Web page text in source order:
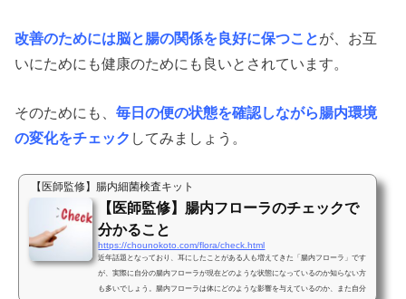
改善のためには脳と腸の関係を良好に保つことが、お互
いにためにも健康のためにも良いとされています。
そのためにも、毎日の便の状態を確認しながら腸内環境
の変化をチェック してみましょう。
【医師監修】腸内細菌検査キット
【医師監修】腸内フローラのチェックで
分かること
https://chounokoto.com/flora/check.html
近年話題となっており、耳にしたことがある人も増えてきた「腸内フローラ」です
が、実際に自分の腸内フローラが現在どのような状態になっているのか知らない方
も多いでしょう。腸内フローラは体にどのような影響を与えているのか、また自分